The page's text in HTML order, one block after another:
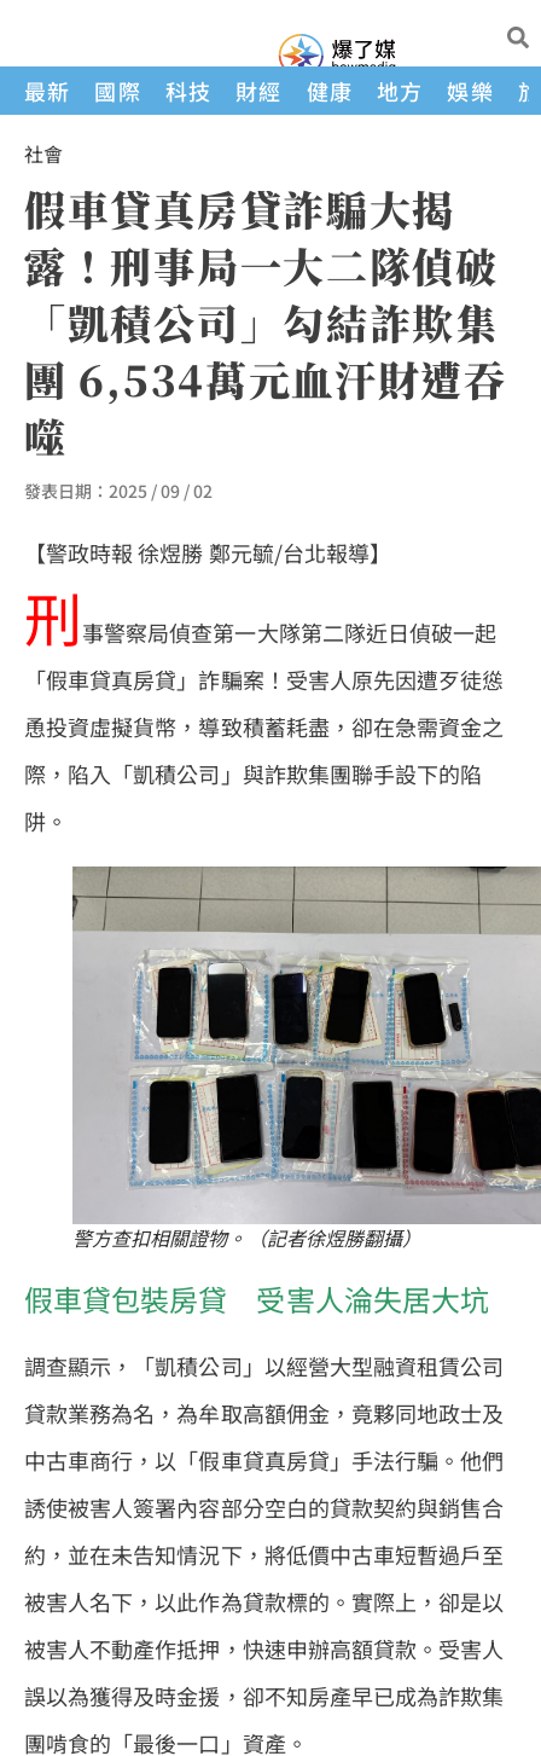
最新 國際 科技 財經 健康 地方 娛樂
社會
假車貸真房貸詐騙大揭
露！刑事局一大二隊偵破
「凱積公司」勾結詐欺集
團 6,534萬元血汗財遭吞
噬
發表日期： 2025 / 09 / 02
【警政時報 徐煜勝 鄭元毓/台北報導】
刑事警察局偵查第一大隊第二隊近日偵破一起
「假車貸真房貸」詐騙案！受害人原先因遭歹徒慫
恿投資虛擬貨幣，導致積蓄耗盡，卻在急需資金之
際，陷入「凱積公司」與詐欺集團聯手設下的陷
阱。
警方查扣相關證物。（記者徐煜勝翻攝）
假車貸包裝房貸 受害人淪失居大坑
調查顯示，「凱積公司」以經營大型融資租賃公司
貸款業務為名，為牟取高額佣金，竟夥同地政士及
中古車商行，以「假車貸真房貸」手法行騙。他們
誘使被害人簽署內容部分空白的貸款契約與銷售合
約，並在未告知情況下，將低價中古車短暫過戶至
被害人名下，以此作為貸款標的。實際上，卻是以
被害人不動產作抵押，快速申辦高額貸款。受害人
誤以為獲得及時金援，卻不知房產早已成為詐欺集
團啃食的「最後一口」資產。